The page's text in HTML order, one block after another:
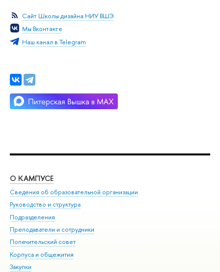
Сайт Школы дизайна НИУ ВШЭ
Мы Вконтакте
Наш канал в Telegram
О КАМПУСЕ
Сведения об образовательной организации
Руководство и структура
Подразделения
Преподаватели и сотрудники
Попечительский совет
Корпуса и общежития
Закупки